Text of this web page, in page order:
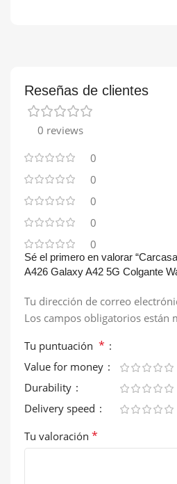
Reseñas de clientes
0 reviews
0
0
0
0
0
Sé el primero en valorar
A426 Galaxy A42 5G Colgante
Tu dirección de correo
Los campos obligatorios están
Tu puntuación *
Value for money
Durability
Delivery speed
Tu valoración *